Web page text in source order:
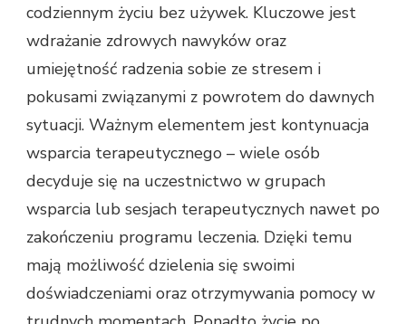
codziennym życiu bez używek. Kluczowe jest
wdrażanie zdrowych nawyków oraz
umiejętność radzenia sobie ze stresem i
pokusami związanymi z powrotem do dawnych
sytuacji. Ważnym elementem jest kontynuacja
wsparcia terapeutycznego – wiele osób
decyduje się na uczestnictwo w grupach
wsparcia lub sesjach terapeutycznych nawet po
zakończeniu programu leczenia. Dzięki temu
mają możliwość dzielenia się swoimi
doświadczeniami oraz otrzymywania pomocy w